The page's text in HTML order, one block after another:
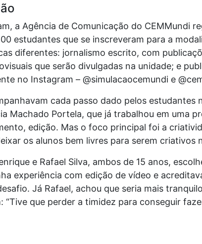
a Agência de Comunicação do CEMMundi
estudantes que se inscreveram para a
diferentes: jornalismo escrito, com
que serão divulgadas na unidade; e
no Instagram – @simulacaocemundi e
cada passo dado pelos estudantes
Machado Portela, que já trabalhou em uma
edição. Mas o foco principal foi a
os alunos bem livres para serem criativos
e Rafael Silva, ambos de 15 anos,
experiência com edição de vídeo e
Já Rafael, achou que seria mais
“Tive que perder a timidez para conseguir